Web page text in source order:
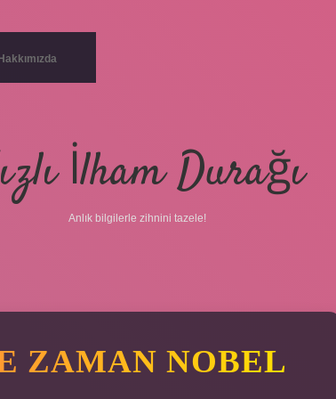
Hakkımızda
İlham Durağı
Anlık bilgilerle zihnini tazele!
ZAMAN NOBEL